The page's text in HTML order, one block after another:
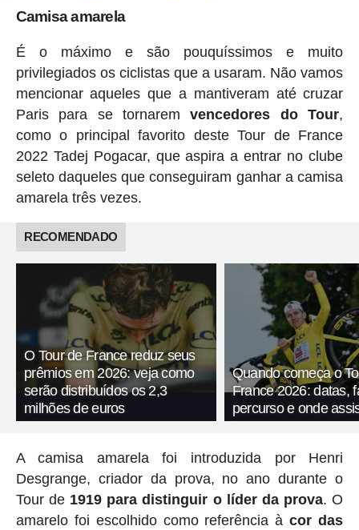
Camisa amarela
É o máximo e são pouquíssimos e muito
privilegiados os ciclistas que a usaram. Não vamos
mencionar aqueles que a mantiveram até cruzar
Paris para se tornaremvencedores do Tour,
como o principal favorito deste Tour de France
2022 Tadej Pogacar, que aspira a entrar no clube
seleto daqueles que conseguiram ganhar a camisa
amarela três vezes.
RECOMENDADO
O Tour de France reduz seus
prêmios em 2026: veja como
serão distribuídos os 2,3
milhões de euros
Quando começa o
France 2026: datas,
percurso e onde
A camisa amarela foi introduzida por Henri
Desgrange, criador da prova, no ano durante o
Tour de 1919 para distinguir o líder da prova. O
amarelo foi escolhido como referência àcor das